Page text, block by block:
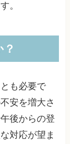
。
も必要で
安を増大さ
後からの登
対応が望ま